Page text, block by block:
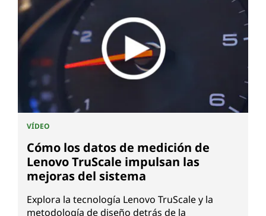
VÍDEO
Cómo los datos de medición de
Lenovo TruScale impulsan las
mejoras del sistema
Explora la tecnología Lenovo TruScale y la
metodología de diseño detrás de la